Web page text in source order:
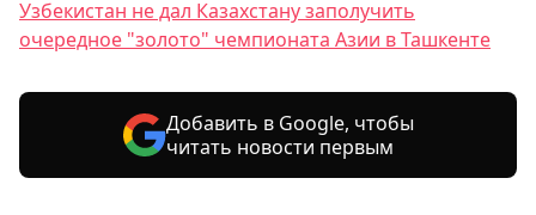
Узбекистан не дал Казахстану заполучить
очередное "золото" чемпионата Азии в Ташкенте
Добавить в Google, чтобы
читать новости первым